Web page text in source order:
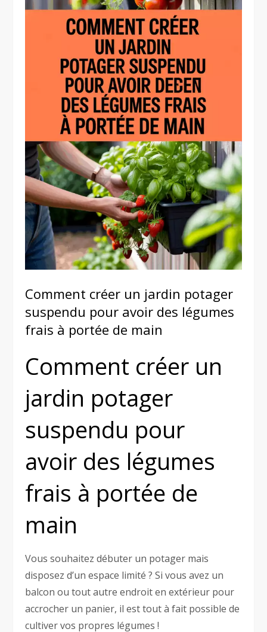
Comment créer un jardin potager
suspendu pour avoir des légumes
frais à portée de main
Comment créer un
jardin potager
suspendu pour
avoir des légumes
frais à portée de
main
Vous souhaitez débuter un potager mais
disposez d’un espace limité ? Si vous avez un
balcon ou tout autre endroit en extérieur pour
accrocher un panier, il est tout à fait possible de
cultiver vos propres légumes !